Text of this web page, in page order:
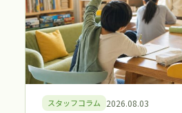
スタッフコラム 2026.08.03